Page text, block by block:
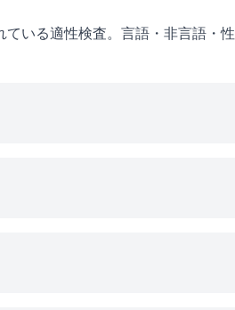
ている適性検査。言語・非言語・性